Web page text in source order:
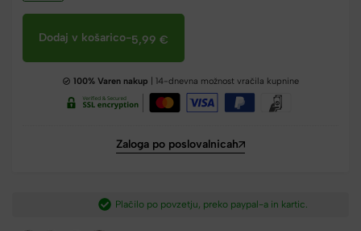
Dodaj v košarico-5,99 €
100% Varen nakup | 14-dnevna možnost vračila kupnine
Zaloga po poslovalnicah
Plačilo po povzetju, preko paypal-a in kartic.​